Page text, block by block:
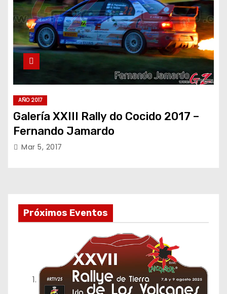
AÑO 2017
Galería XXIII Rally do Cocido 2017 –
Fernando Jamardo
Mar 5, 2017
Próximos Eventos